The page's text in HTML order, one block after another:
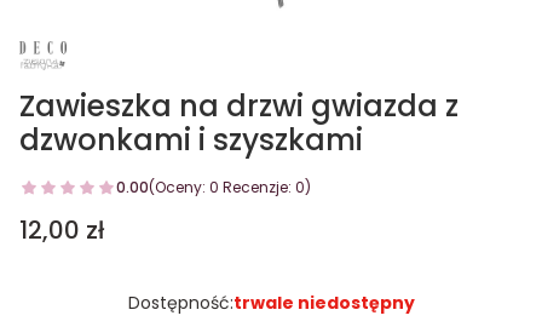
Zawieszka na drzwi gwiazda z
dzwonkami i szyszkami
0.00(Oceny: 0 Recenzje: 0)
Cena
12,00 zł
Dostępność:trwale niedostępny